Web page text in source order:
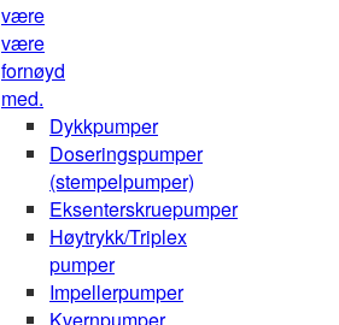
være
være
fornøyd
med.
Dykkpumper
Doseringspumper
(stempelpumper)
Eksenterskruepumper
Høytrykk/Triplex
pumper
Impellerpumper